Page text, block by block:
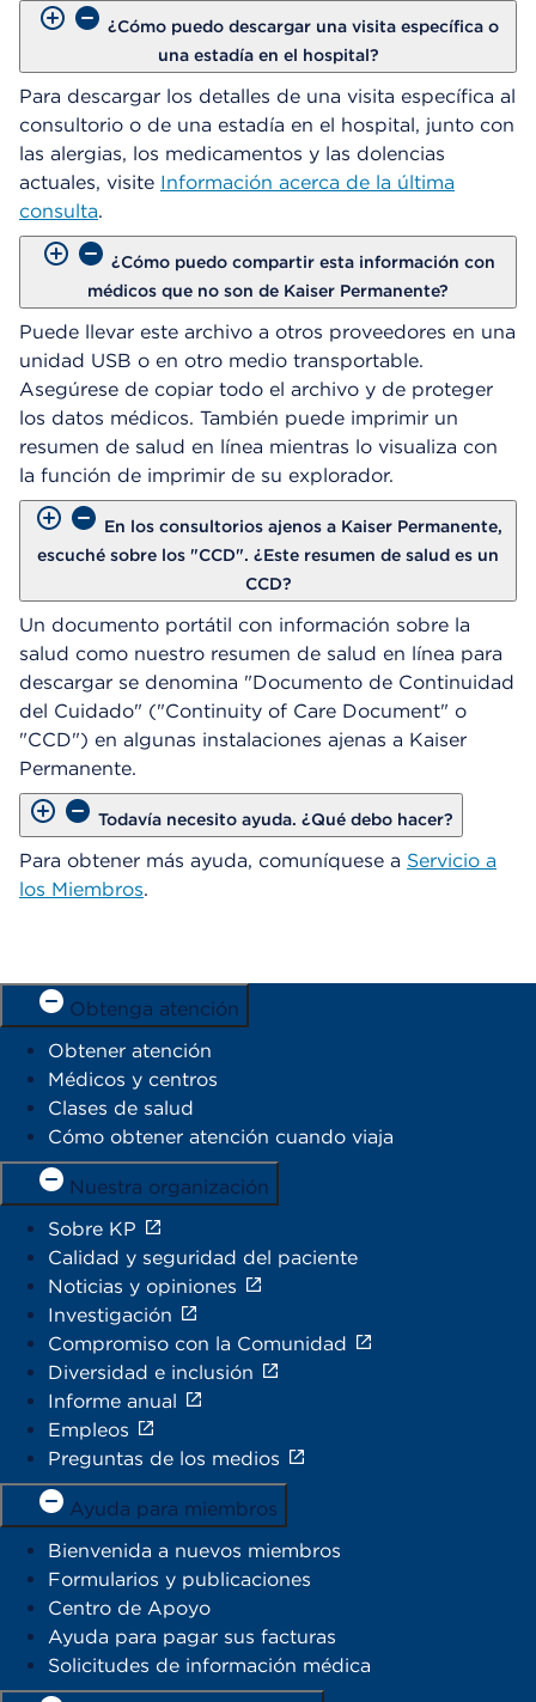
¿Cómo puedo descargar una visita específica o
una estadía en el hospital?
Para descargar los detalles de una visita específica al
consultorio o de una estadía en el hospital, junto con
las alergias, los medicamentos y las dolencias
actuales, visite Información acerca de la última
consulta.
¿Cómo puedo compartir esta información con
médicos que no son de Kaiser Permanente?
Puede llevar este archivo a otros proveedores en una
unidad USB o en otro medio transportable.
Asegúrese de copiar todo el archivo y de proteger
los datos médicos. También puede imprimir un
resumen de salud en línea mientras lo visualiza con
la función de imprimir de su explorador.
En los consultorios ajenos a Kaiser Permanente,
escuché sobre los "CCD". ¿Este resumen de salud es un
CCD?
Un documento portátil con información sobre la
salud como nuestro resumen de salud en línea para
descargar se denomina "Documento de Continuidad
del Cuidado" ("Continuity of Care Document" o
"CCD") en algunas instalaciones ajenas a Kaiser
Permanente.
Todavía necesito ayuda. ¿Qué debo hacer?
Para obtener más ayuda, comuníquese a Servicio a
los Miembros.
Obtenga atención
Obtener atención
Médicos y centros
Clases de salud
Cómo obtener atención cuando viaja
Nuestra organización
Sobre KP
Calidad y seguridad del paciente
Noticias y opiniones
Investigación
Compromiso con la Comunidad
Diversidad e inclusión
Informe anual
Empleos
Preguntas de los medios
Ayuda para miembros
Bienvenida a nuevos miembros
Formularios y publicaciones
Centro de Apoyo
Ayuda para pagar sus facturas
Solicitudes de información médica